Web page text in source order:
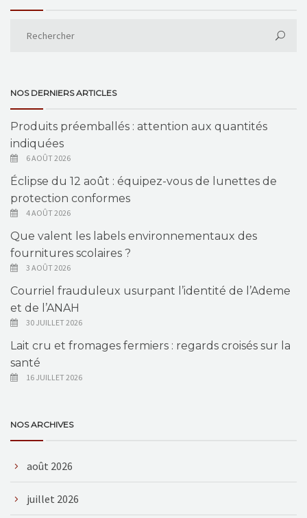
NOS DERNIERS ARTICLES
Produits préemballés : attention aux quantités
indiquées
6 AOÛT 2026
Éclipse du 12 août : équipez-vous de lunettes de
protection conformes
4 AOÛT 2026
Que valent les labels environnementaux des
fournitures scolaires ?
3 AOÛT 2026
Courriel frauduleux usurpant l’identité de l’Ademe
et de l’ANAH
30 JUILLET 2026
Lait cru et fromages fermiers : regards croisés sur la
santé
16 JUILLET 2026
NOS ARCHIVES
août 2026
juillet 2026